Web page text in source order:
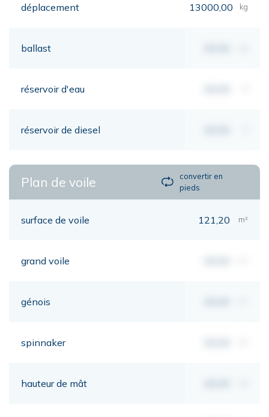
déplacement 13000,00 kg
ballast
réservoir d'eau
réservoir de diesel
Plan de voile
convertir en
pieds
surface de voile 121,20 m²
grand voile
génois
spinnaker
hauteur de mât